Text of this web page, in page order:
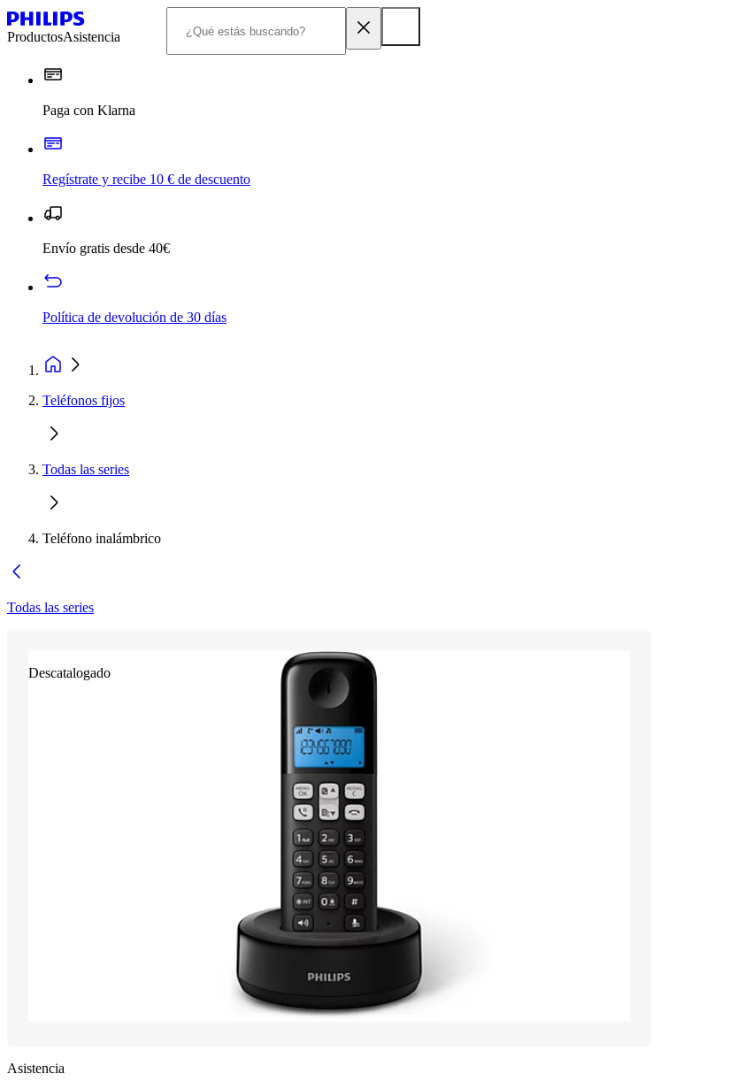
ProductosAsistencia
Paga con Klarna
Regístrate y recibe 10 € de descuento
Envío gratis desde 40€
Política de devolución de 30 días
Teléfonos fijos
Todas las series
Teléfono inalámbrico
Todas las series
Descatalogado
Asistencia